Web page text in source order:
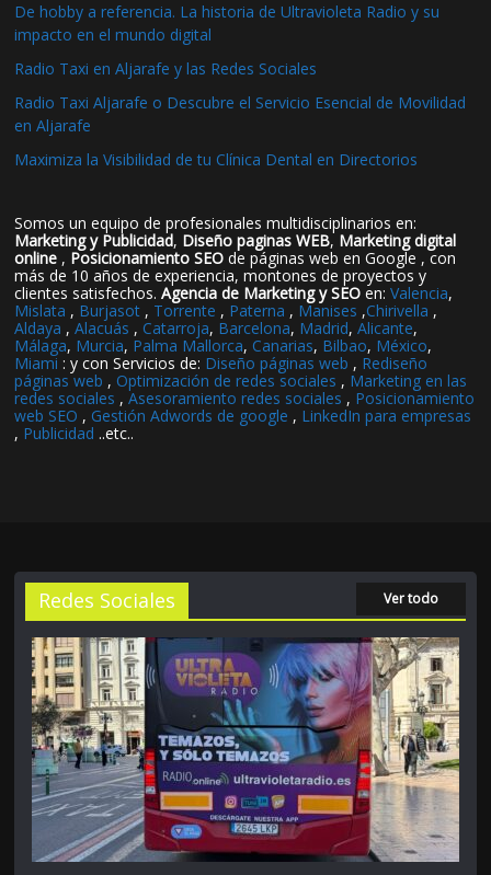
De hobby a referencia. La historia de Ultravioleta Radio y su
impacto en el mundo digital
Radio Taxi en Aljarafe y las Redes Sociales
Radio Taxi Aljarafe o Descubre el Servicio Esencial de Movilidad
en Aljarafe
Maximiza la Visibilidad de tu Clínica Dental en Directorios
Somos un equipo de profesionales multidisciplinarios en:
Marketing y Publicidad, Diseño paginas WEB, Marketing digital
online , Posicionamiento SEO de páginas web en Google , con
más de 10 años de experiencia, montones de proyectos y
clientes satisfechos.Agencia de Marketing y SEO en:Valencia,
Mislata , Burjasot , Torrente , Paterna , Manises ,Chirivella ,
Aldaya ,Alacuás , Catarroja, Barcelona, Madrid,Alicante,
Málaga, Murcia, Palma Mallorca, Canarias, Bilbao, México,
Miami : y con Servicios de: Diseño páginas web , Rediseño
páginas web , Optimización de redes sociales , Marketing en las
redes sociales ,Asesoramiento redes sociales , Posicionamiento
web SEO , Gestión Adwords de google , LinkedIn para empresas
, Publicidad ..etc..
Redes Sociales Ver todo